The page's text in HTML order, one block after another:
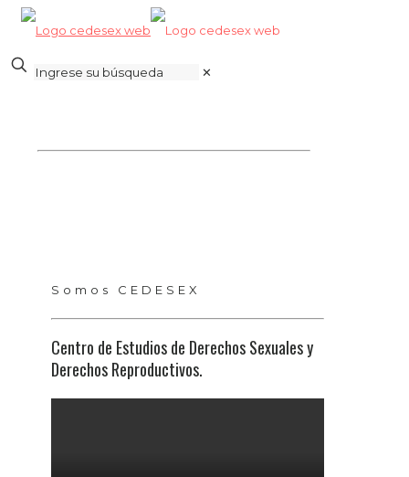
✕
Somos CEDESEX
Centro de Estudios de Derechos Sexuales y
Derechos Reproductivos.